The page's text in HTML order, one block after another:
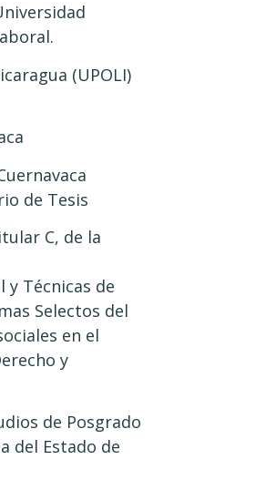
(UPOLI)
de Tesis
C, de la
Técnicas de
Selectos del
en el
y
de Posgrado
del Estado de